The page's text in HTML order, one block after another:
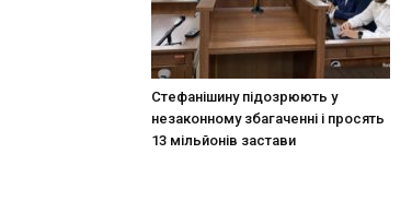
Стефанішину підозрюють у
незаконному збагаченні і просять
13 мільйонів застави